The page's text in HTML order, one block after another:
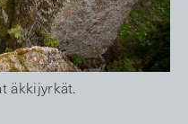
äkkijyrkät.